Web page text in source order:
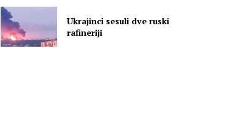
Ukrajinci sesuli dve ruski
rafineriji